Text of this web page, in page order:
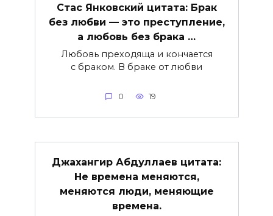
Стас Янковский цитата: Брак
без любви — это преступление,
а любовь без брака …
Любовь преходяща и кончается
с браком. В браке от любви
0 19
Джахангир Абдуллаев цитата:
Не времена меняются,
меняются люди, меняющие
времена.